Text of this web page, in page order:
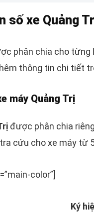
số xe Quảng
phân chia cho
thông tin chi tiết
máy Quảng Trị
được phân chia
cứu cho xe máy từ
color”]
Ký